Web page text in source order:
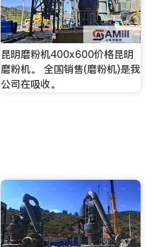
昆明磨粉机400x600价格昆明
磨粉机。 全国销售(磨粉机)是我
公司在吸收。